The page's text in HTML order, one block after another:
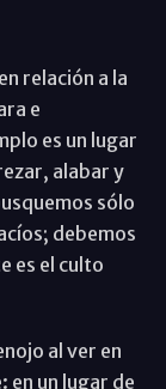
relación a la
e
es un lugar
alabar y
sólo
debemos
es el culto
al ver en
en un lugar de